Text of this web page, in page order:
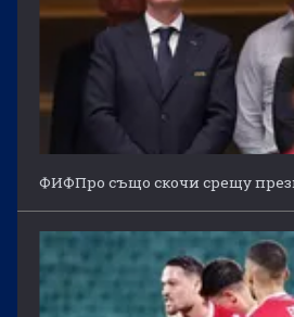
ФИФПро също скочи срещу